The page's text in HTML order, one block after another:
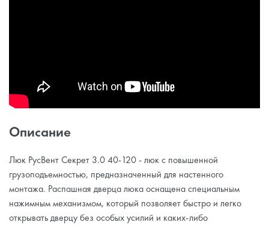
Описание
Люк РусВент Секрет 3.0 40-120 - люк с повышенной
грузоподъемностью, предназначенный для настенного
монтажа. Распашная дверца люка оснащена специальным
нажимным механизмом, который позволяет быстро и легко
открывать дверцу без особых усилий и каких-либо